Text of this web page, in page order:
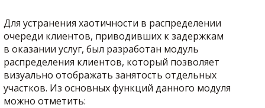
Для устранения хаотичности в распределении
очереди клиентов, приводивших к задержкам
в оказании услуг, был разработан модуль
распределения клиентов, который позволяет
визуально отображать занятость отдельных
участков. Из основных функций данного модуля
можно отметить: